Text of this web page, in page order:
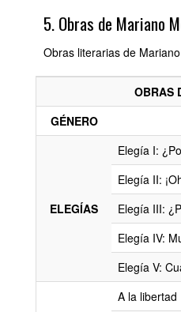
5. Obras de Mariano
Obras literarias de
OBRAS
GÉNERO
ELEGÍAS
Elegía I:
Elegía II:
Elegía III:
Elegía IV:
Elegía V:
A la libertad